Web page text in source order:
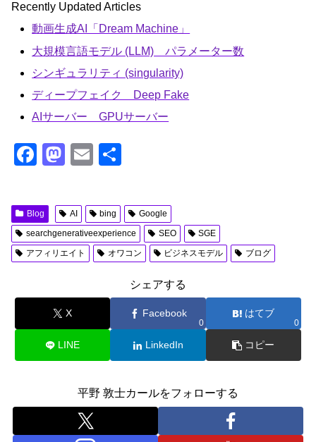
Recently Updated Articles
動画生成AI「Dream Machine」
大規模言語モデル (LLM) パラメーター数
シンギュラリティ (singularity)
ディープフェイク Deep Fake
AIサーバー GPUサーバー
F
c
e
b
o
M
st
o
d
o
E
ail
Blog AI bing
Google
searchgenerativeexperience
SEO
SGE
アフィリエイト
オワコン ビジネスモデル ブログ
シェアする
X Facebook
0
はてブ
0
LINE LinkedIn コピー
平野 敦士カールをフォローする